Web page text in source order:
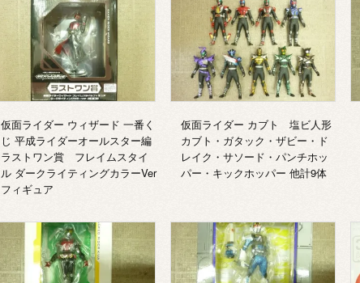
仮面ライダー ウィザード 一番く
じ 平成ライダーオールスター編
ラストワン賞 フレイムスタイ
ル ダークライティングカラーVer
フィギュア
仮面ライダー カブト 塩ビ人形
カブト・ガタック・ザビー・ド
レイク・サソード・パンチホッ
パー・キックホッパー 他計9体